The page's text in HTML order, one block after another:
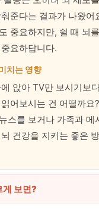
준다는 결과가 나왔어
중요하지만, 쉴 때 뇌
요하답니다.
치는 영향
앉아 TV만 보시기보
어보시는 건 어떨까요?
스를 보거나 가족과 메
건강을 지키는 좋은
보면?